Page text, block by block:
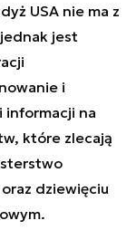
USA nie ma z
jest
i
informacji na
które zlecają
dziewięciu